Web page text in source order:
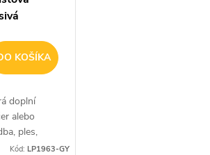
KOŠÍKA
doplní
alebo
ples,
Kód:LP1963-GY